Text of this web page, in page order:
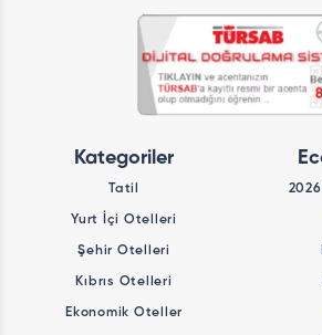
Kategoriler
Tatil
Yurt İçi Otelleri
Şehir Otelleri
Kıbrıs Otelleri
Ekonomik Oteller